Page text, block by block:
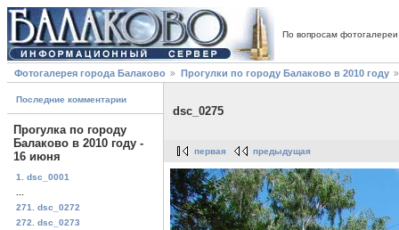
По вопросам
Фотогалерея города Балаково Прогулки по городу Балаково в 2010 году
Последние комментарии
Прогулка по городу
Балаково в 2010 году -
16 июня
1. dsc_0001
271. dsc_0272
272. dsc_0273
dsc_0275
первая предыдущая